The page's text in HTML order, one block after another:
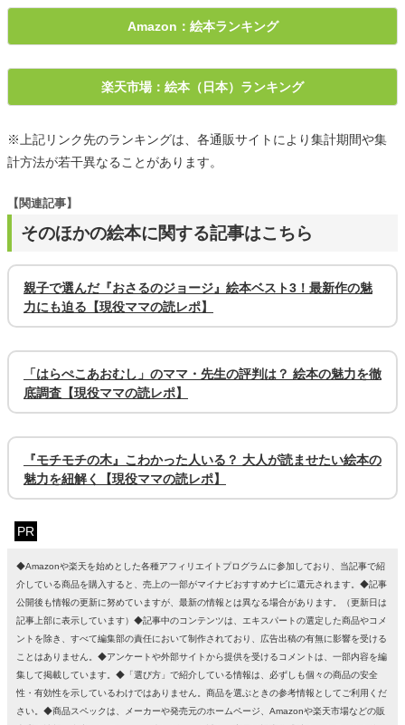
Amazon：絵本ランキング
楽天市場：絵本（日本）ランキング
※上記リンク先のランキングは、各通販サイトにより集計期間や集
計方法が若干異なることがあります。
そのほかの絵本に関する記事はこちら
【関連記事】
親子で選んだ『おさるのジョージ』絵本ベスト3！最新作の魅
力にも迫る【現役ママの読レポ】
「はらぺこあおむし」のママ・先生の評判は？ 絵本の魅力を徹
底調査【現役ママの読レポ】
『モチモチの木』こわかった人いる？ 大人が読ませたい絵本の
魅力を紐解く【現役ママの読レポ】
PR
◆Amazonや楽天を始めとした各種アフィリエイトプログラムに参加しており、当記事で紹
介している商品を購入すると、売上の一部がマイナビおすすめナビに還元されます。◆記事
公開後も情報の更新に努めていますが、最新の情報とは異なる場合があります。（更新日は
記事上部に表示しています）◆記事中のコンテンツは、エキスパートの選定した商品やコメ
ントを除き、すべて編集部の責任において制作されており、広告出稿の有無に影響を受ける
ことはありません。◆アンケートや外部サイトから提供を受けるコメントは、一部内容を編
集して掲載しています。◆「選び方」で紹介している情報は、必ずしも個々の商品の安全
性・有効性を示しているわけではありません。商品を選ぶときの参考情報としてご利用くだ
さい。◆商品スペックは、メーカーや発売元のホームページ、Amazonや楽天市場などの販